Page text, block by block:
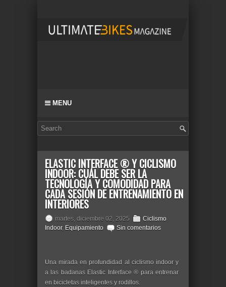
MENU
ELASTIC INTERFACE ® Y CICLISMO
INDOOR: CUÁL DEBE SER LA
TECNOLOGÍA Y COMODIDAD PARA
CADA SESIÓN DE ENTRENAMIENTO EN
INTERIORES
martes, diciembre 02, 2025
Ciclismo
Indoor, Equipamiento Sin comentarios
Una mirada en profundidad al ciclismo indoor y
a las badanas Elastic Interface ® para entrenar
en bicicletas inteligentes y rodillos.